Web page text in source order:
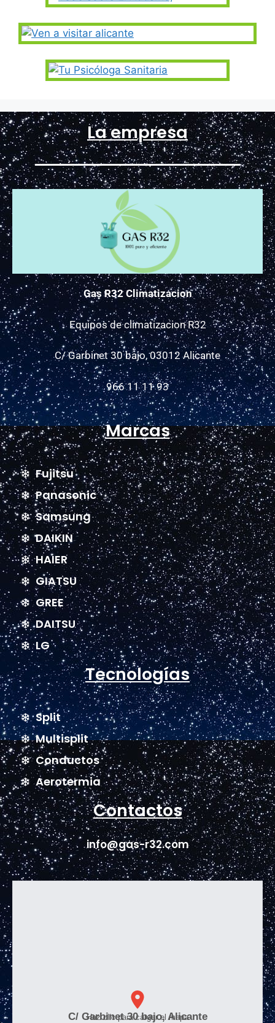
La empresa
Gas R32 Climatizacion
Equipos de climatizacion R32
C/ Garbinet 30 bajo, 03012 Alicante
966 11 11 93
Marcas
Fujitsu
Panasonic
Samsung
DAIKIN
HAIER
GIATSU
GREE
DAITSU
LG
Tecnologías
Split
Multisplit
Conductos
Aerotermia
Contactos
info@gas-r32.com
C/ Garbinet 30 bajo, Alicante
Haz clic para cargar el mapa